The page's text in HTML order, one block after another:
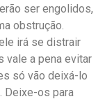
ser engolidos,
obstrução.
irá se distrair
vale a pena evitar
só vão deixá-lo
Deixe-os para